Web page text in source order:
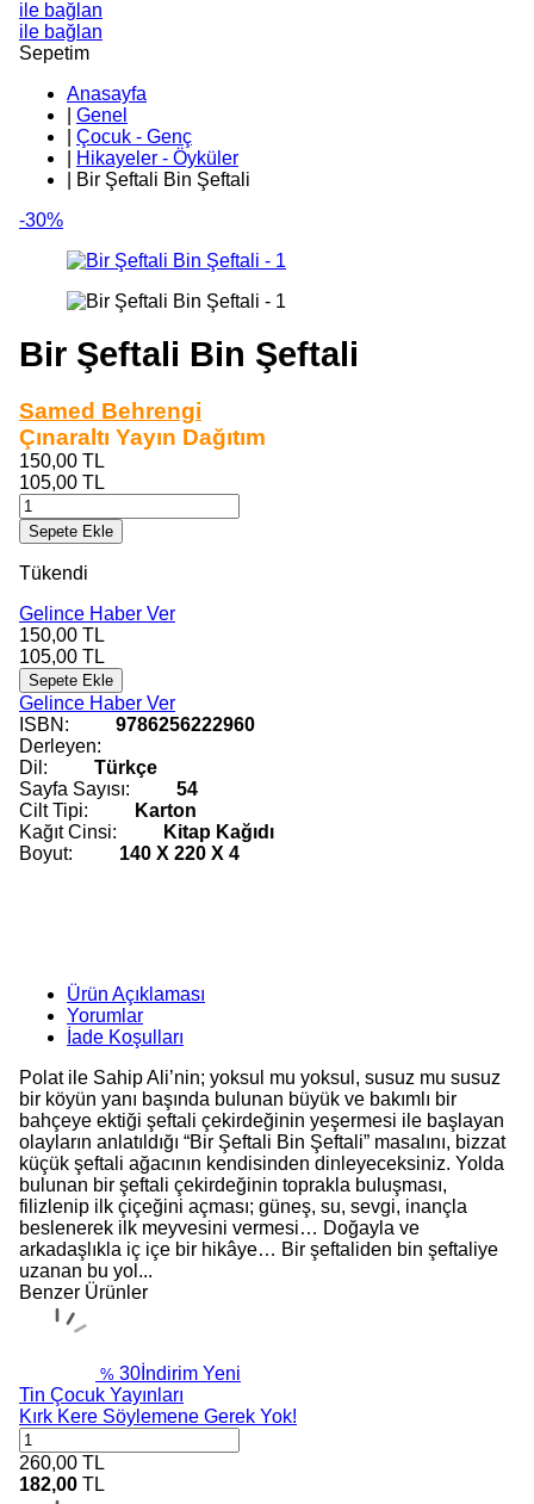
ile bağlan
ile bağlan
Sepetim
Anasayfa
Genel
Çocuk - Genç
Hikayeler - Öyküler
Bir Şeftali Bin Şeftali
-30%
Bir Şeftali Bin Şeftali
Samed Behrengi
Çınaraltı Yayın Dağıtım
150,00 TL
105,00 TL
Sepete Ekle
Tükendi
Gelince Haber Ver
150,00 TL
105,00 TL
Sepete Ekle
Gelince Haber Ver
ISBN:
9786256222960
Derleyen:
Dil:
Türkçe
Sayfa Sayısı:
54
Cilt Tipi:
Karton
Kağıt Cinsi:
Kitap Kağıdı
Boyut:
140 X 220 X 4
Ürün Açıklaması
Yorumlar
İade Koşulları
Polat ile Sahip Ali’nin; yoksul mu yoksul, susuz mu susuz
bir köyün yanı başında bulunan büyük ve bakımlı bir
bahçeye ektiği şeftali çekirdeğinin yeşermesi ile başlayan
olayların anlatıldığı “Bir Şeftali Bin Şeftali” masalını, bizzat
küçük şeftali ağacının kendisinden dinleyeceksiniz. Yolda
bulunan bir şeftali çekirdeğinin toprakla buluşması,
filizlenip ilk çiçeğini açması; güneş, su, sevgi, inançla
beslenerek ilk meyvesini vermesi… Doğayla ve
arkadaşlıkla iç içe bir hikâye… Bir şeftaliden bin şeftaliye
uzanan bu yol...
Benzer Ürünler
% 30 İndirim Yeni
Tin Çocuk Yayınları
Kırk Kere Söylemene Gerek Yok!
260,00 TL
182,00 TL